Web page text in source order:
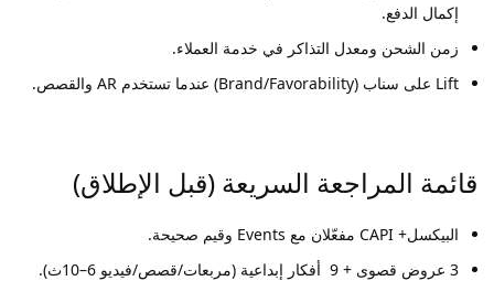
إكمال الدفع.
زمن الشحن ومعدل التذاكر في خدمة العملاء.
Lift على سناب (Brand/Favorability) عندما تستخدم AR والقصص.
قائمة المراجعة السريعة (قبل الإطلاق)
البيكسل+ CAPI مفعّلان مع Events وقيم صحيحة.
3 عروض قصوى + 9 أفكار إبداعية (مربعات/قصص/فيديو 6–10ث).